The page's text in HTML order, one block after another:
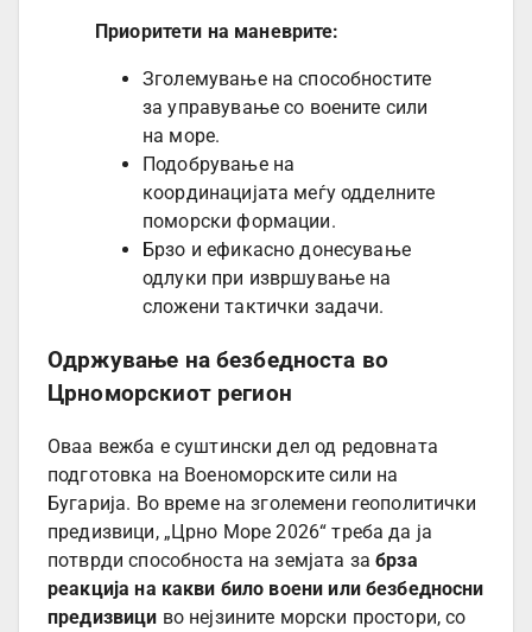
Приоритети на маневрите:
Зголемување на способностите
за управување со воените сили
на море.
Подобрување на
координацијата меѓу одделните
поморски формации.
Брзо и ефикасно донесување
одлуки при извршување на
сложени тактички задачи.
Одржување на безбедноста во
Црноморскиот регион
Оваа вежба е суштински дел од редовната
подготовка на Военоморските сили на
Бугарија. Во време на зголемени геополитички
предизвици, „Црно Море 2026“ треба да ја
потврди способноста на земјата забрза
реакција на какви било воени или безбедносни
предизвици во нејзините морски простори, со